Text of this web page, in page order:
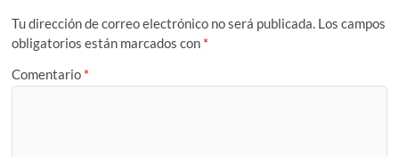
Tu dirección de correo electrónico no será publicada. Los campos
obligatorios están marcados con *
Comentario *